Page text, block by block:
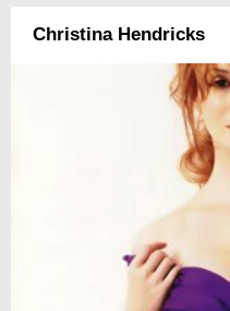
Christina Hendricks